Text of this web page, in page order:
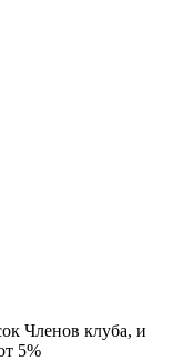
Членов клуба, и
5%